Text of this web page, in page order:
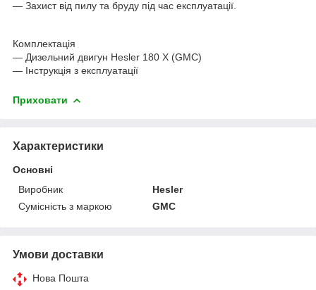
— Захист від пилу та бруду під час експлуатації.
Комплектація
— Дизельний двигун Hesler 180 Х (GMC)
— Інструкція з експлуатації
Приховати
Характеристики
Основні
Виробник
Hesler
Сумісність з маркою
GMC
Умови доставки
Нова Пошта